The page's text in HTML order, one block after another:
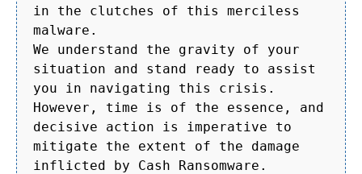
in the clutches of this merciless
malware.
We understand the gravity of your
situation and stand ready to assist
you in navigating this crisis.
However, time is of the essence, and
decisive action is imperative to
mitigate the extent of the damage
inflicted by Cash Ransomware.